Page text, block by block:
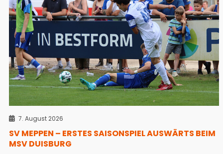
7. August 2026
SV MEPPEN – ERSTES SAISONSPIEL AUSWÄRTS BEIM
MSV DUISBURG